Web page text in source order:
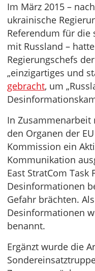
Im März 2015 –
ukrainische
Referendum für die
mit Russland –
Regierungschefs
„einzigartiges und
gebracht, um
In
den Organen der
Kommission ein
Kommunikation
East StratCom Task
Desinformationen
Gefahr brächten.
Desinformationen
benannt.
Ergänzt wurde die